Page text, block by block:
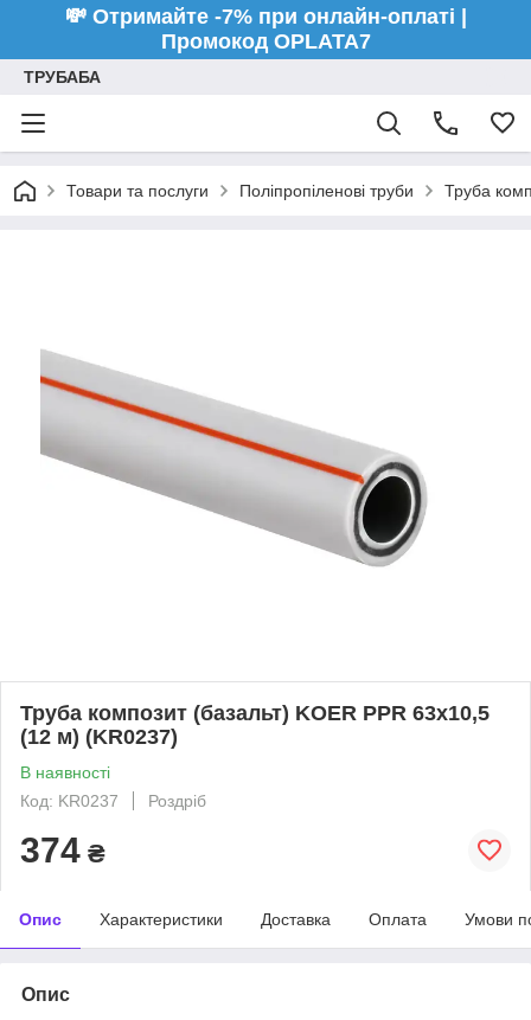
💸 Отримайте -7% при онлайн-оплаті |
Промокод OPLATA7
ТРУБАБА
Товари та послуги Поліпропіленові труби Труба
Труба композит (базальт) KOER PPR 63x10,5
(12 м) (KR0237)
В наявності
Код: KR0237
Роздріб
374 ₴
Опис Характеристики Доставка Оплата Умови
Опис